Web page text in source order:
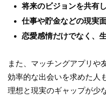
将来のビジョンを共有
仕事や貯金などの現実
恋愛感情だけでなく、
また、マッチングアプリや
効率的な出会いを求めた人
理想と現実のギャップが少